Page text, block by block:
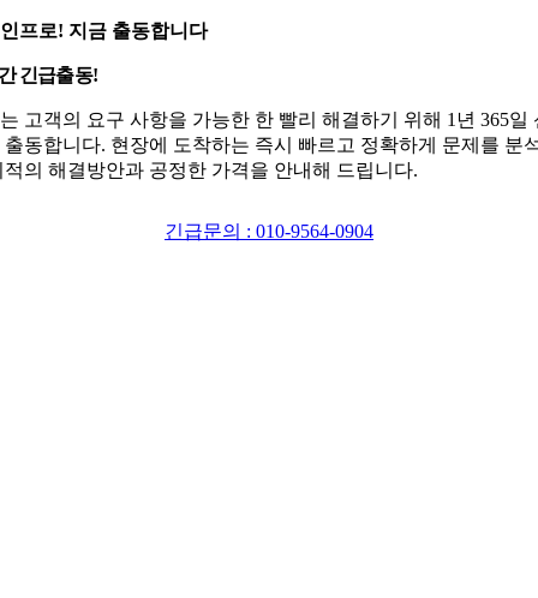
프로! 지금 출동합니다
긴급출동!
고객의 요구 사항을 가능한 한 빨리 해결하기 위해 1년 365일
출동합니다. 현장에 도착하는 즉시 빠르고 정확하게 문제를 분
적의 해결방안과 공정한 가격을 안내해 드립니다.
긴급문의 : 010-9564-0904